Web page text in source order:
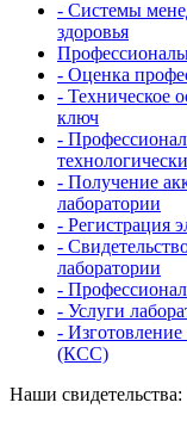
- Системы
здоровья
- Оценка
- Техническое
ключ
-
- Получение
лаборатории
- Регистрация
-
лаборатории
-
- Услуги
-
(КСС)
Наши свидетельства: